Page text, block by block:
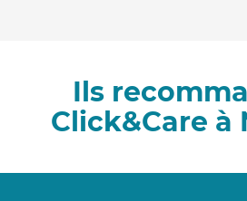
Ils
Click&Care à